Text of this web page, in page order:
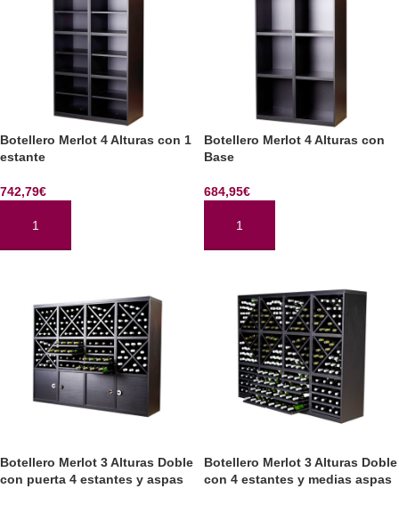
Botellero Merlot 4 Alturas con 1
estante
742,79€
AÑADIR AL CARRITO
Botellero Merlot 4 Alturas con
Base
684,95€
AÑADIR AL CARRITO
Botellero Merlot 3 Alturas Doble
con puerta 4 estantes y aspas
Botellero Merlot 3 Alturas Doble
con 4 estantes y medias aspas